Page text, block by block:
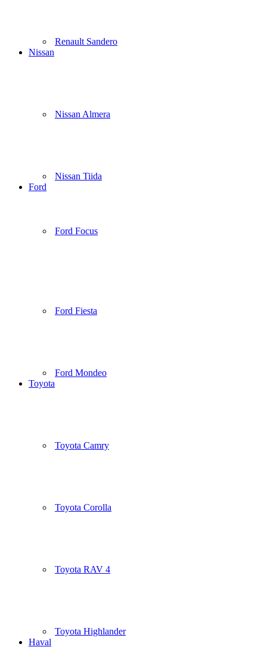
Renault Sandero
Nissan
Nissan Almera
Nissan Tiida
Ford
Ford Focus
Ford Fiesta
Ford Mondeo
Toyota
Toyota Camry
Toyota Corolla
Toyota RAV 4
Toyota Highlander
Haval